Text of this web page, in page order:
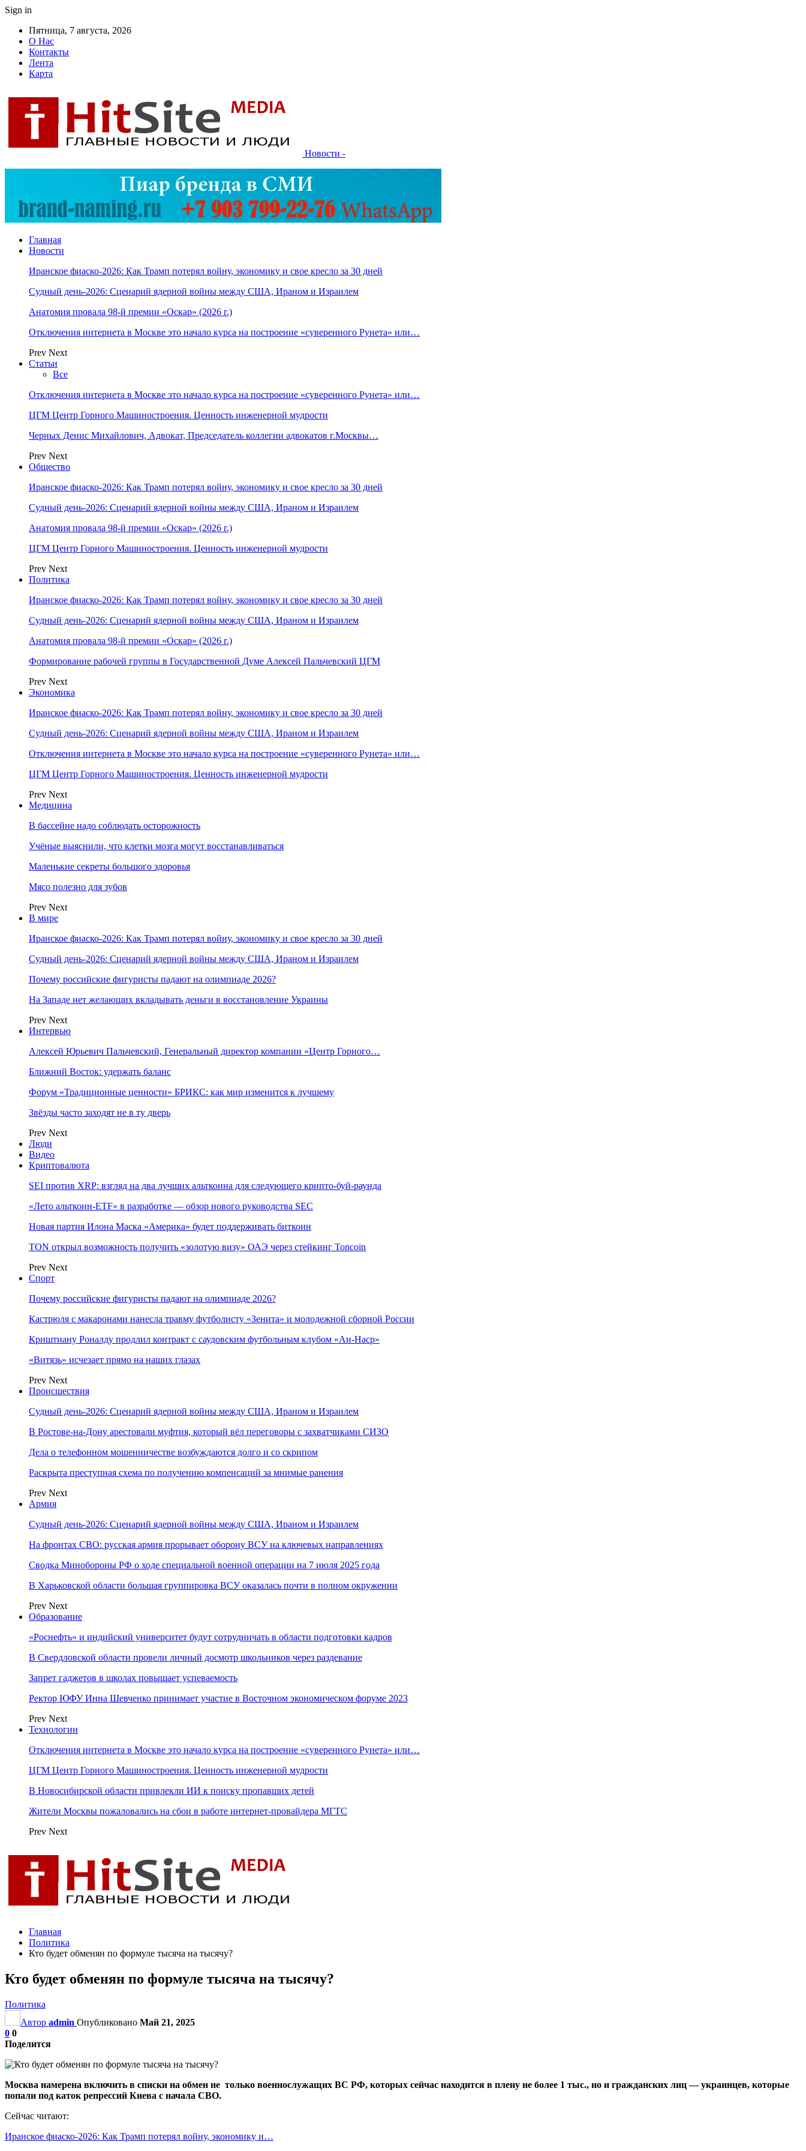
Sign in
Пятница, 7 августа, 2026
О Нас
Контакты
Лента
Карта
Новости -
Главная
Новости
Иранское фиаско-2026: Как Трамп потерял войну, экономику и свое кресло за 30 дней
Судный день-2026: Сценарий ядерной войны между США, Ираном и Израилем
Анатомия провала 98-й премии «Оскар» (2026 г.)
Отключения интернета в Москве это начало курса на построение «суверенного Рунета» или…
Prev Next
Статьи
Все
Отключения интернета в Москве это начало курса на построение «суверенного Рунета» или…
ЦГМ Центр Горного Машиностроения. Ценность инженерной мудрости
Черных Денис Михайлович, Адвокат, Председатель коллегии адвокатов г.Москвы…
Prev Next
Общество
Иранское фиаско-2026: Как Трамп потерял войну, экономику и свое кресло за 30 дней
Судный день-2026: Сценарий ядерной войны между США, Ираном и Израилем
Анатомия провала 98-й премии «Оскар» (2026 г.)
ЦГМ Центр Горного Машиностроения. Ценность инженерной мудрости
Prev Next
Политика
Иранское фиаско-2026: Как Трамп потерял войну, экономику и свое кресло за 30 дней
Судный день-2026: Сценарий ядерной войны между США, Ираном и Израилем
Анатомия провала 98-й премии «Оскар» (2026 г.)
Формирование рабочей группы в Государственной Думе Алексей Пальчевский ЦГМ
Prev Next
Экономика
Иранское фиаско-2026: Как Трамп потерял войну, экономику и свое кресло за 30 дней
Судный день-2026: Сценарий ядерной войны между США, Ираном и Израилем
Отключения интернета в Москве это начало курса на построение «суверенного Рунета» или…
ЦГМ Центр Горного Машиностроения. Ценность инженерной мудрости
Prev Next
Медицина
В бассейне надо соблюдать осторожность
Учёные выяснили, что клетки мозга могут восстанавливаться
Маленькие секреты большого здоровья
Мясо полезно для зубов
Prev Next
В мире
Иранское фиаско-2026: Как Трамп потерял войну, экономику и свое кресло за 30 дней
Судный день-2026: Сценарий ядерной войны между США, Ираном и Израилем
Почему российские фигуристы падают на олимпиаде 2026?
На Западе нет желающих вкладывать деньги в восстановление Украины
Prev Next
Интервью
Алексей Юрьевич Пальчевский, Генеральный директор компании «Центр Горного…
Ближний Восток: удержать баланс
Форум «Традиционные ценности» БРИКС: как мир изменится к лучшему
Звёзды часто заходят не в ту дверь
Prev Next
Люди
Видео
Криптовалюта
SEI против XRP: взгляд на два лучших альткоина для следующего крипто-буй-раунда
«Лето альткоин-ETF» в разработке — обзор нового руководства SEC
Новая партия Илона Маска «Америка» будет поддерживать биткоин
TON открыл возможность получить «золотую визу» ОАЭ через стейкинг Toncoin
Prev Next
Спорт
Почему российские фигуристы падают на олимпиаде 2026?
Кастрюля с макаронами нанесла травму футболисту «Зенита» и молодежной сборной России
Криштиану Роналду продлил контракт с саудовским футбольным клубом «Ан-Наср»
«Витязь» исчезает прямо на наших глазах
Prev Next
Происшествия
Судный день-2026: Сценарий ядерной войны между США, Ираном и Израилем
В Ростове-на-Дону арестовали муфтия, который вёл переговоры с захватчиками СИЗО
Дела о телефонном мошенничестве возбуждаются долго и со скрипом
Раскрыта преступная схема по получению компенсаций за мнимые ранения
Prev Next
Армия
Судный день-2026: Сценарий ядерной войны между США, Ираном и Израилем
На фронтах СВО: русская армия прорывает оборону ВСУ на ключевых направлениях
Сводка Минобороны РФ о ходе специальной военной операции на 7 июля 2025 года
В Харьковской области большая группировка ВСУ оказалась почти в полном окружении
Prev Next
Образование
«Роснефть» и индийский университет будут сотрудничать в области подготовки кадров
В Свердловской области провели личный досмотр школьников через раздевание
Запрет гаджетов в школах повышает успеваемость
Ректор ЮФУ Инна Шевченко принимает участие в Восточном экономическом форуме 2023
Prev Next
Технологии
Отключения интернета в Москве это начало курса на построение «суверенного Рунета» или…
ЦГМ Центр Горного Машиностроения. Ценность инженерной мудрости
В Новосибирской области привлекли ИИ к поиску пропавших детей
Жители Москвы пожаловались на сбои в работе интернет-провайдера МГТС
Prev Next
Главная
Политика
Кто будет обменян по формуле тысяча на тысячу?
Кто будет обменян по формуле тысяча на тысячу?
Политика
Автор admin Опубликовано Май 21, 2025
0 0
Поделится
Москва намерена включить в списки на обмен не только военнослужащих ВС РФ, которых сейчас находится в плену не более 1 тыс., но и гражданских лиц — украинцев, которые
попали под каток репрессий Киева с начала СВО.
Сейчас читают:
Иранское фиаско-2026: Как Трамп потерял войну, экономику и…